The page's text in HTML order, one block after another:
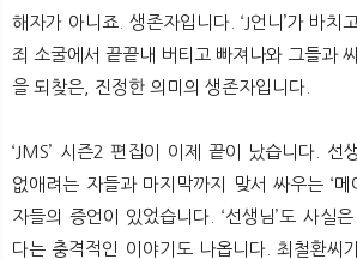
뉴
해자가 아니죠. 생존자입니다. ‘J언니’가 바치
죄 소굴에서 끝끝내 버티고 빠져나와 그들과
을 되찾은, 진정한 의미의 생존자입니다.
‘JMS’ 시즌2 편집이 이제 끝이 났습니다. 선
없애려는 자들과 마지막까지 맞서 싸우는 ‘메
자들의 증언이 있었습니다. ‘선생님’도 사실
다는 충격적인 이야기도 나옵니다. 최철환씨